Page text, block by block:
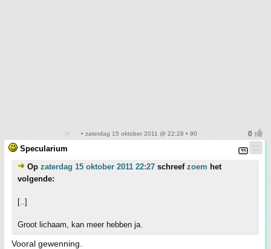
• zaterdag 15 oktober 2011 @ 22:28 • 90
Specularium
Op zaterdag 15 oktober 2011 22:27 schreef zoem het
volgende:
[..]
Groot lichaam, kan meer hebben ja.
Vooral gewenning.